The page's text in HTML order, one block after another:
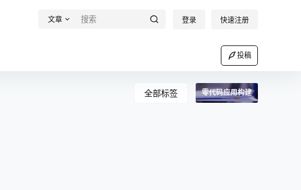
文章 登录 快速注册
投稿
全部标签 零代码应用构建